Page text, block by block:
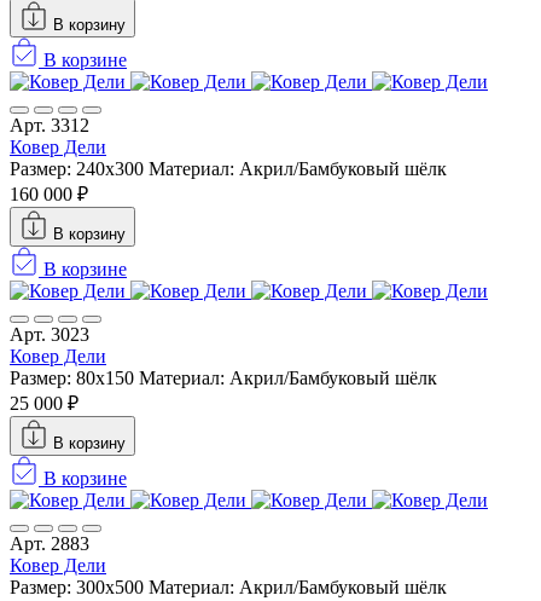
В корзину
В корзине
Арт. 3312
Ковер Дели
Размер: 240х300 Материал: Акрил/Бамбуковый шёлк
160 000 ₽
В корзину
В корзине
Арт. 3023
Ковер Дели
Размер: 80x150 Материал: Акрил/Бамбуковый шёлк
25 000 ₽
В корзину
В корзине
Арт. 2883
Ковер Дели
Размер: 300х500 Материал: Акрил/Бамбуковый шёлк